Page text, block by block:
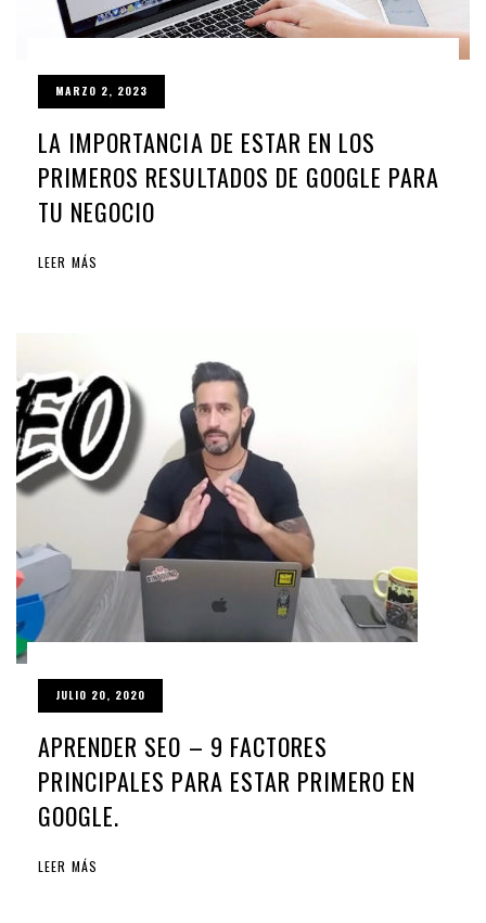
MARZO 2, 2023
LA IMPORTANCIA DE ESTAR EN LOS
PRIMEROS RESULTADOS DE GOOGLE PARA
TU NEGOCIO
LEER MÁS
JULIO 20, 2020
APRENDER SEO – 9 FACTORES
PRINCIPALES PARA ESTAR PRIMERO EN
GOOGLE.
LEER MÁS